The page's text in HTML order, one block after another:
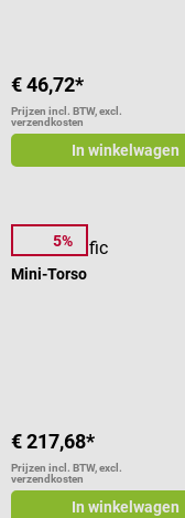
€ 46,72*
Prijzen incl. BTW, excl.
verzendkosten
In winkelwagen
5%
3B Scientific
Mini-Torso
€ 217,68*
Prijzen incl. BTW, excl.
verzendkosten
In winkelwagen